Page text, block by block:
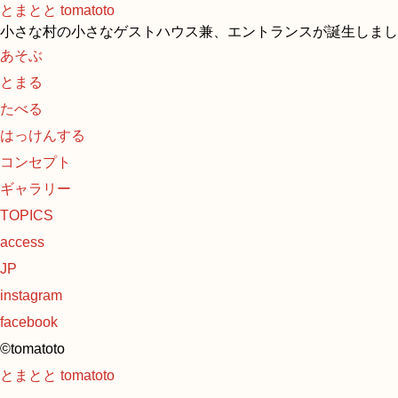
とまとと tomatoto
小さな村の小さなゲストハウス兼、エントランスが誕生しま
あそぶ
とまる
たべる
はっけんする
コンセプト
ギャラリー
TOPICS
access
JP
instagram
facebook
©tomatoto
とまとと tomatoto